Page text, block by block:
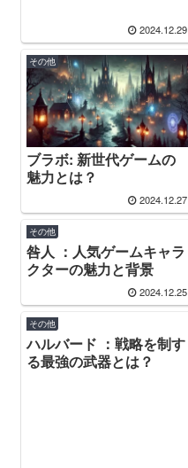
2024.12.29
その他
ブラボ: 新世代ゲームの
魅力とは？
2024.12.27
その他
咎人 ：人気ゲームキャラ
クターの魅力と背景
2024.12.25
その他
ハルバード ：戦略を制す
る最強の武器とは？